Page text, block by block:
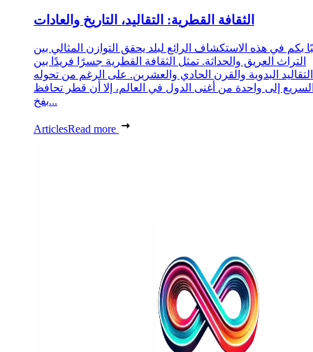
الثقافة القطرية: التقاليد، التاريخ والعادات
بكم في هذه الاستكشاف الرائع لبلد يحقق التوازن المثالي بين
التراث العريق والحداثة. تمثل الثقافة القطرية جسرًا فريدًا بين
التقاليد البدوية والقرن الحادي والعشرين. على الرغم من تحوله
إلى واحدة من أغنى الدول في العالم، إلا أن قطر تحافظ
بفخ...
ArticlesRead more